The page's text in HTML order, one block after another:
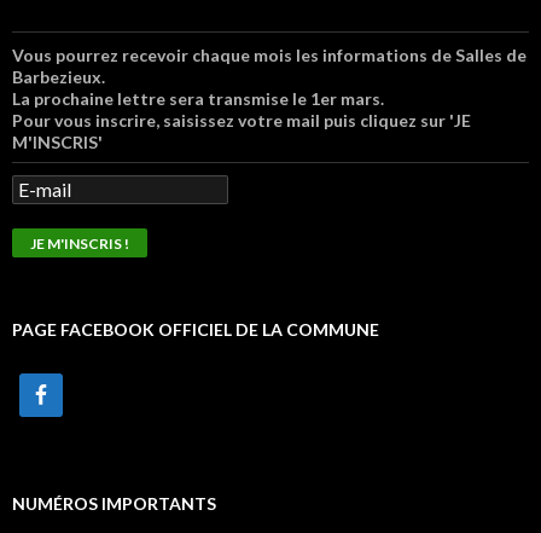
Vous pourrez recevoir chaque mois les informations de Salles de
Barbezieux.
La prochaine lettre sera transmise le 1er mars.
Pour vous inscrire, saisissez votre mail puis cliquez sur 'JE
M'INSCRIS'
PAGE FACEBOOK OFFICIEL DE LA COMMUNE
NUMÉROS IMPORTANTS